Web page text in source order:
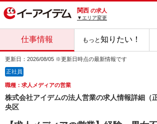
関西 の求人
▼エリア変更
仕事情報 もっと知りたい！
更新日：2026/08/05 ※更新日時点の最新情報です
正社員
職種：求人メディアの営業
株式会社アイデムの法人営業の求人情報詳細（
央区